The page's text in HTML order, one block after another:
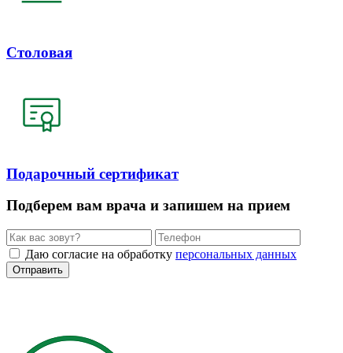
Столовая
Подарочный сертификат
Подберем вам врача и запишем на прием
Даю согласие на обработку персональных данных
Отправить